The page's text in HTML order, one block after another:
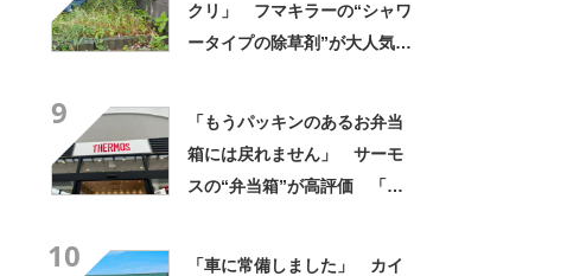
クリ」 フマキラーの“シャワ
ータイプの除草剤”が大人気
9
「もうパッキンのあるお弁当
箱には戻れません」 サーモ
スの“弁当箱”が高評価 「想
10
「車に常備しました」 カイ